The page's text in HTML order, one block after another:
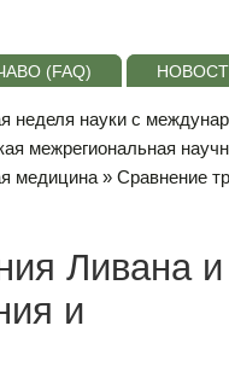
(FAQ)
неделя науки с
межрегиональная
медицина » Cравнение
Ливана и
и